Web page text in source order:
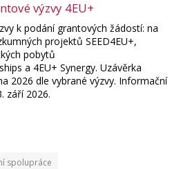
výzvy 4EU+
k podání grantových žádostí: na
projektů SEED4EU+,
pobytů
a 4EU+ Synergy. Uzávěrka
2026 dle vybrané výzvy. Informační
září 2026.
spolupráce